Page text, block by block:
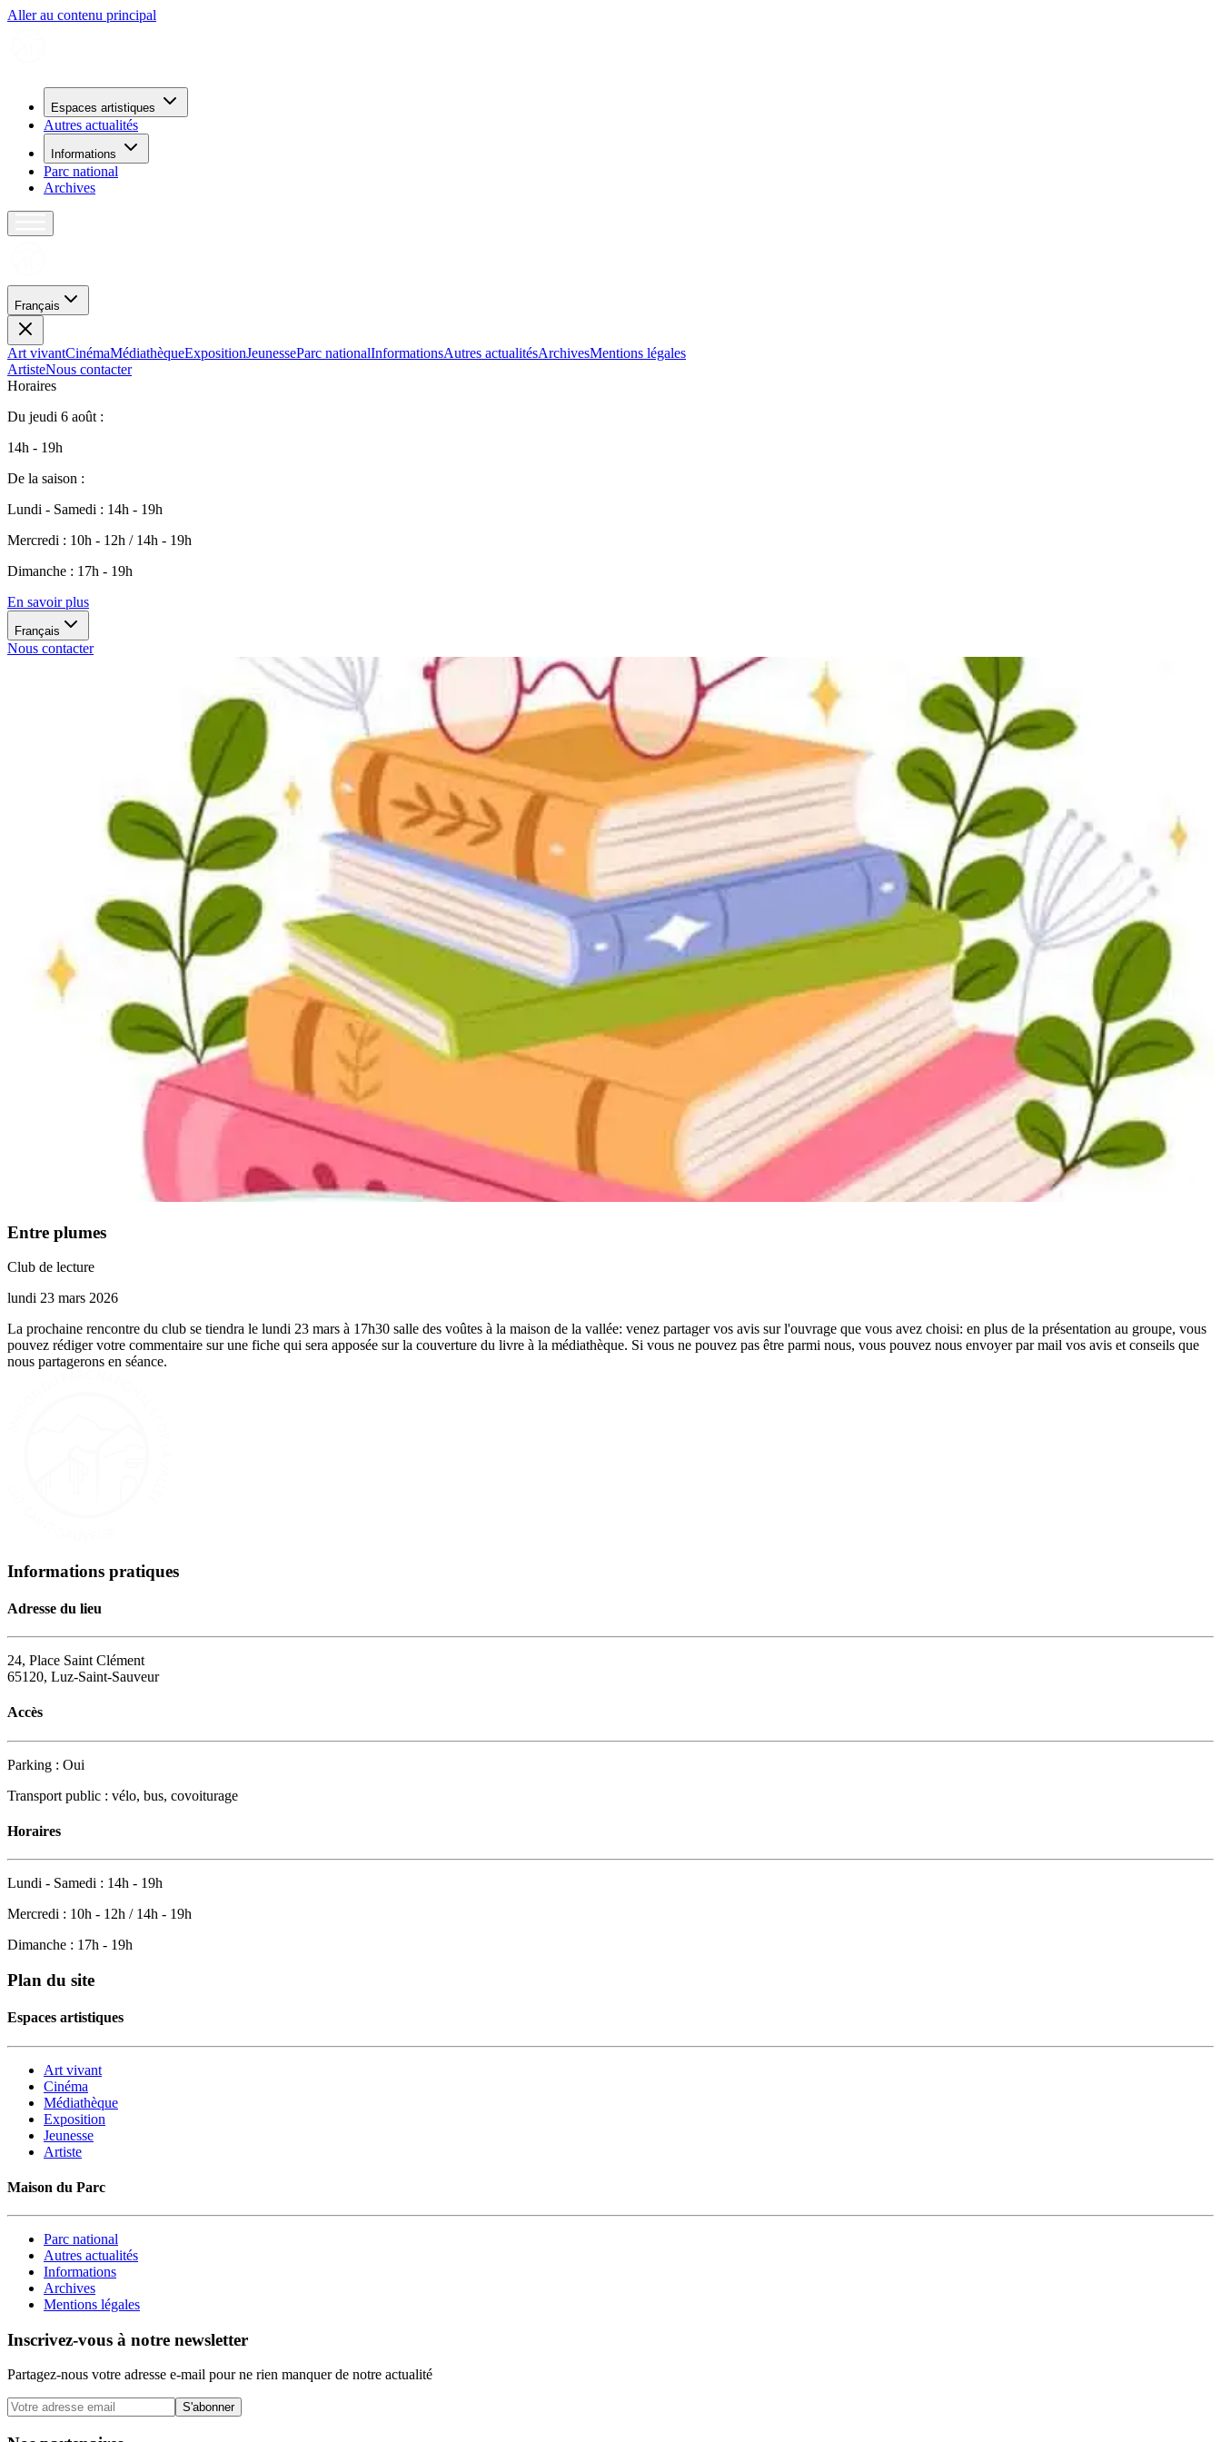
Aller au contenu principal
Espaces artistiques
Autres actualités
Informations
Parc national
Archives
Français
Art vivantCinémaMédiathèqueExpositionJeunesseParc nationalInformationsAutres actualitésArchivesMentions légales
ArtisteNous contacter
Horaires
Du jeudi 6 août :
14h - 19h
De la saison :
Lundi - Samedi : 14h - 19h
Mercredi : 10h - 12h / 14h - 19h
Dimanche : 17h - 19h
En savoir plus
Français
Nous contacter
Entre plumes
Club de lecture
lundi 23 mars 2026
La prochaine rencontre du club se tiendra le lundi 23 mars à 17h30 salle des voûtes à la maison de la vallée: venez partager vos avis sur l'ouvrage que vous avez choisi: en plus de la présentation au groupe, vous
pouvez rédiger votre commentaire sur une fiche qui sera apposée sur la couverture du livre à la médiathèque. Si vous ne pouvez pas être parmi nous, vous pouvez nous envoyer par mail vos avis et conseils que
nous partagerons en séance.
Informations pratiques
Adresse du lieu
24, Place Saint Clément
65120, Luz-Saint-Sauveur
Accès
Parking : Oui
Transport public : vélo, bus, covoiturage
Horaires
Lundi - Samedi : 14h - 19h
Mercredi : 10h - 12h / 14h - 19h
Dimanche : 17h - 19h
Plan du site
Espaces artistiques
Art vivant
Cinéma
Médiathèque
Exposition
Jeunesse
Artiste
Maison du Parc
Parc national
Autres actualités
Informations
Archives
Mentions légales
Inscrivez-vous à notre newsletter
Partagez-nous votre adresse e-mail pour ne rien manquer de notre actualité
S'abonner